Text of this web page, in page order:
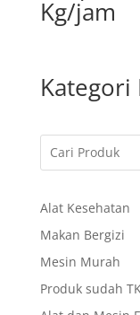
Kg/jam
Alat Kesehatan
Makan Bergizi
Mesin Murah
Produk sudah